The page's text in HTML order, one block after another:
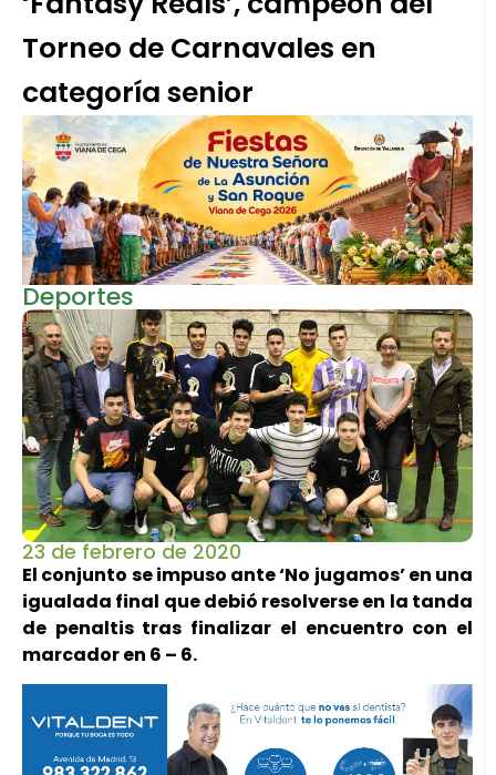
Torneo de Carnavales en
categoría senior
Deportes
23 de febrero de 2020
El conjunto se impuso ante ‘No jugamos’ en una
igualada final que debió resolverse en la tanda
de penaltis tras finalizar el encuentro con el
marcador en 6 – 6.